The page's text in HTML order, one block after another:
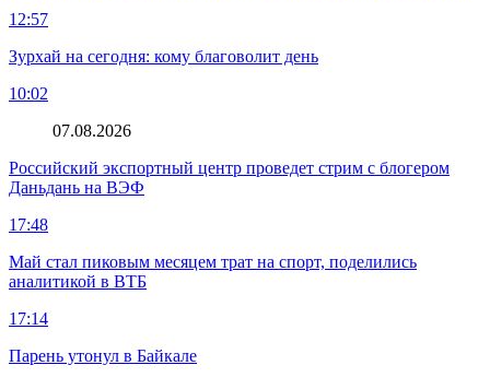
12:57
Зурхай на сегодня: кому благоволит день
10:02
07.08.2026
Российский экспортный центр проведет стрим с блогером
Даньдань на ВЭФ
17:48
Май стал пиковым месяцем трат на спорт, поделились
аналитикой в ВТБ
17:14
Парень утонул в Байкале